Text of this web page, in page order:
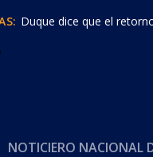
Duque dice que el
NOTICIERO NACIONAL